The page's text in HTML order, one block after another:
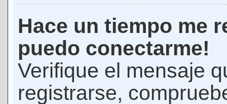
Hace un tiempo me
puedo conectarme!
Verifique el mensaje
registrarse,